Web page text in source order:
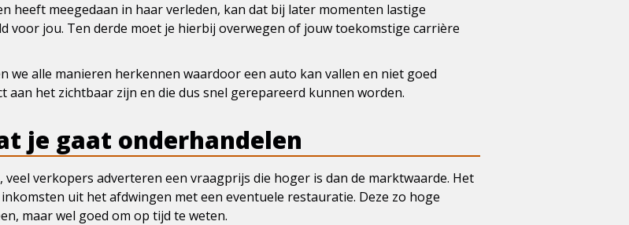
heeft meegedaan in haar verleden, kan dat bij later momenten lastige
voor jou. Ten derde moet je hierbij overwegen of jouw toekomstige carrière
we alle manieren herkennen waardoor een auto kan vallen en niet goed
aan het zichtbaar zijn en die dus snel gerepareerd kunnen worden.
je gaat onderhandelen
verkopers adverteren een vraagprijs die hoger is dan de marktwaarde. Het
uit het afdwingen met een eventuele restauratie. Deze zo hoge
maar wel goed om op tijd te weten.